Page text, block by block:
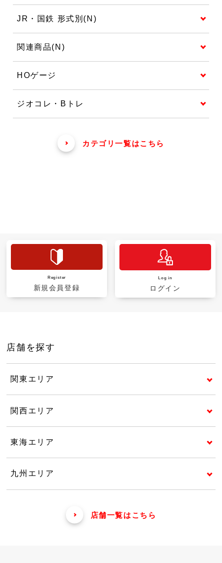
JR・国鉄 形式別(N)
関連商品(N)
HOゲージ
ジオコレ・Bトレ
カテゴリ一覧はこちら
Register
新規会員登録
Log in
ログイン
店舗を探す
関東エリア
関西エリア
東海エリア
九州エリア
店舗一覧はこちら